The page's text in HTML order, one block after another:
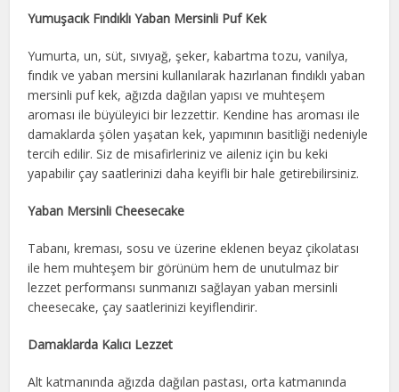
Yumuşacık Fındıklı Yaban Mersinli Puf Kek
Yumurta, un, süt, sıvıyağ, şeker, kabartma tozu, vanilya,
fındık ve yaban mersini kullanılarak hazırlanan fındıklı yaban
mersinli puf kek, ağızda dağılan yapısı ve muhteşem
aroması ile büyüleyici bir lezzettir. Kendine has aroması ile
damaklarda şölen yaşatan kek, yapımının basitliği nedeniyle
tercih edilir. Siz de misafirleriniz ve aileniz için bu keki
yapabilir çay saatlerinizi daha keyifli bir hale getirebilirsiniz.
Yaban Mersinli Cheesecake
Tabanı, kreması, sosu ve üzerine eklenen beyaz çikolatası
ile hem muhteşem bir görünüm hem de unutulmaz bir
lezzet performansı sunmanızı sağlayan yaban mersinli
cheesecake, çay saatlerinizi keyiflendirir.
Damaklarda Kalıcı Lezzet
Alt katmanında ağızda dağılan pastası, orta katmanında